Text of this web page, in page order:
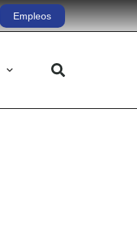
Empleos